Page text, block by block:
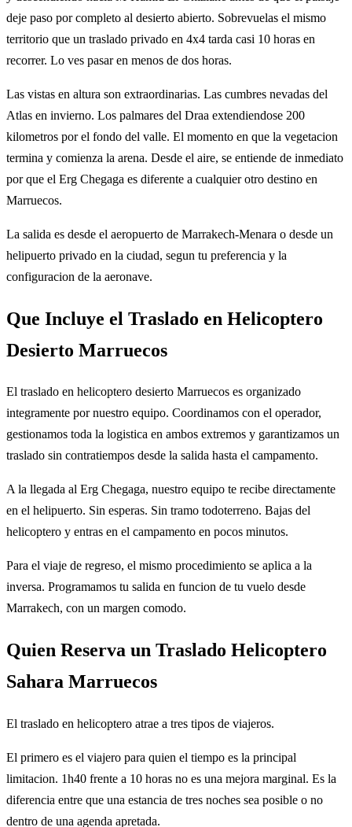
deje paso por completo al desierto abierto. Sobrevuelas el mismo
territorio que un traslado privado en 4x4 tarda casi 10 horas en
recorrer. Lo ves pasar en menos de dos horas.
Las vistas en altura son extraordinarias. Las cumbres nevadas del
Atlas en invierno. Los palmares del Draa extendiendose 200
kilometros por el fondo del valle. El momento en que la vegetacion
termina y comienza la arena. Desde el aire, se entiende de inmediato
por que el Erg Chegaga es diferente a cualquier otro destino en
Marruecos.
La salida es desde el aeropuerto de Marrakech-Menara o desde un
helipuerto privado en la ciudad, segun tu preferencia y la
configuracion de la aeronave.
Que Incluye el Traslado en Helicoptero
Desierto Marruecos
El traslado en helicoptero desierto Marruecos es organizado
integramente por nuestro equipo. Coordinamos con el operador,
gestionamos toda la logistica en ambos extremos y garantizamos un
traslado sin contratiempos desde la salida hasta el campamento.
A la llegada al Erg Chegaga, nuestro equipo te recibe directamente
en el helipuerto. Sin esperas. Sin tramo todoterreno. Bajas del
helicoptero y entras en el campamento en pocos minutos.
Para el viaje de regreso, el mismo procedimiento se aplica a la
inversa. Programamos tu salida en funcion de tu vuelo desde
Marrakech, con un margen comodo.
Quien Reserva un Traslado Helicoptero
Sahara Marruecos
El traslado en helicoptero atrae a tres tipos de viajeros.
El primero es el viajero para quien el tiempo es la principal
limitacion. 1h40 frente a 10 horas no es una mejora marginal. Es la
diferencia entre que una estancia de tres noches sea posible o no
dentro de una agenda apretada.